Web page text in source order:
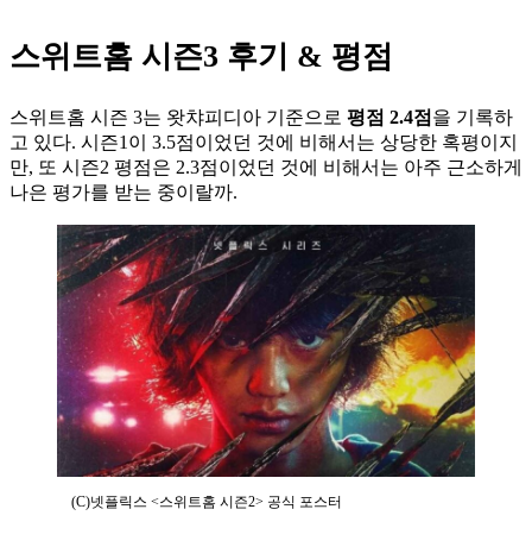
스위트홈 시즌3 후기 & 평점
스위트홈 시즌 3는 왓챠피디아 기준으로 평점 2.4점 을 기록하
고 있다. 시즌1이 3.5점이었던 것에 비해서는 상당한 혹평이지
만, 또 시즌2 평점은 2.3점이었던 것에 비해서는 아주 근소하게
나은 평가를 받는 중이랄까.
(C)넷플릭스 <스위트홈 시즌2> 공식 포스터